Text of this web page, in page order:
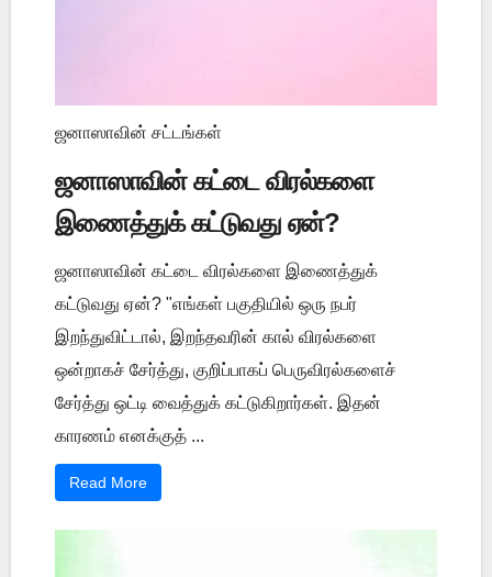
ஜனாஸாவின் சட்டங்கள்
ஜனாஸாவின் கட்டை விரல்களை
இணைத்துக் கட்டுவது ஏன்?
ஜனாஸாவின் கட்டை விரல்களை இணைத்துக்
கட்டுவது ஏன்? "எங்கள் பகுதியில் ஒரு நபர்
இறந்துவிட்டால், இறந்தவரின் கால் விரல்களை
ஒன்றாகச் சேர்த்து, குறிப்பாகப் பெருவிரல்களைச்
சேர்த்து ஒட்டி வைத்துக் கட்டுகிறார்கள். இதன்
காரணம் எனக்குத் ...
Read More